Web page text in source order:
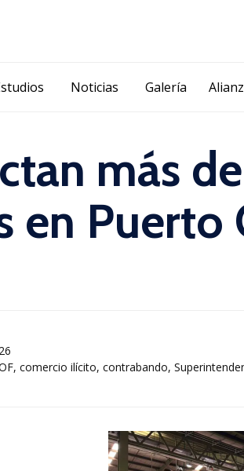
to
Noticias Galería
más
en Puerto
,comercio ilícito,contrabando,